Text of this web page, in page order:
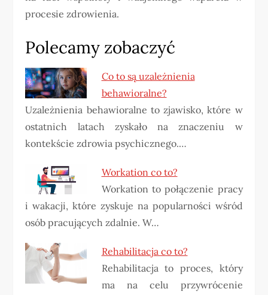
procesie zdrowienia.
Polecamy zobaczyć
Co to są uzależnienia
behawioralne?
Uzależnienia behawioralne to zjawisko, które w
ostatnich latach zyskało na znaczeniu w
kontekście zdrowia psychicznego.…
Workation co to?
Workation to połączenie pracy
i wakacji, które zyskuje na popularności wśród
osób pracujących zdalnie. W…
Rehabilitacja co to?
Rehabilitacja to proces, który
ma na celu przywrócenie